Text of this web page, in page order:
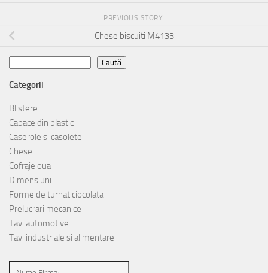
PREVIOUS STORY
Chese biscuiti M4133
Caută
Categorii
Blistere
Capace din plastic
Caserole si casolete
Chese
Cofraje oua
Dimensiuni
Forme de turnat ciocolata
Prelucrari mecanice
Tavi automotive
Tavi industriale si alimentare